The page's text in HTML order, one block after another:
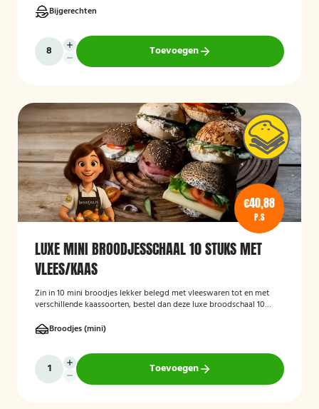
Bijgerechten
Toevoegen
€40,88
P.S
LUXE MINI BROODJESSCHAAL 10 STUKS MET
VLEES/KAAS
Zin in 10 mini broodjes lekker belegd met vleeswaren tot en met
verschillende kaassoorten, bestel dan deze luxe broodschaal 10
Broodjes (mini)
Toevoegen